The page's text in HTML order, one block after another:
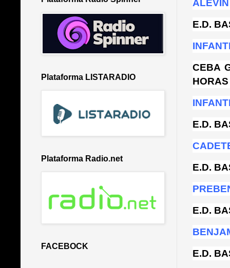
E.D.
CEBA
E.D.
E.D.
E.D.
E.D.
Plataforma LISTARADIO
Plataforma Radio.net
FACEBOCK